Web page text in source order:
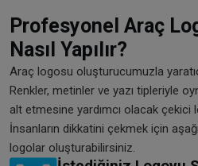
Profesyonel Araç
Nasıl Yapılır?
Araç logosu oluşturucumuzla
Renkler, metinler ve yazı tipleriyle
alt etmesine yardımcı olacak çekici
İnsanların dikkatini çekmek için
logolar oluşturabilirsiniz.